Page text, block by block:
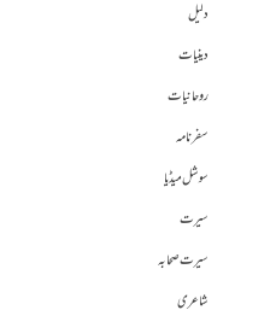
دلیل
دینیات
روحانیات
سفرنامہ
سوشل میڈیا
سیرت
سیرت صحابہ
شاعری